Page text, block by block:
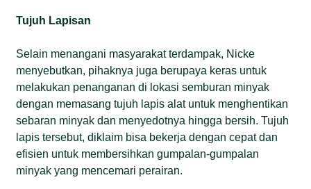
Tujuh Lapisan
Selain menangani masyarakat terdampak, Nicke
menyebutkan, pihaknya juga berupaya keras untuk
melakukan penanganan di lokasi semburan minyak
dengan memasang tujuh lapis alat untuk menghentikan
sebaran minyak dan menyedotnya hingga bersih. Tujuh
lapis tersebut, diklaim bisa bekerja dengan cepat dan
efisien untuk membersihkan gumpalan-gumpalan
minyak yang mencemari perairan.